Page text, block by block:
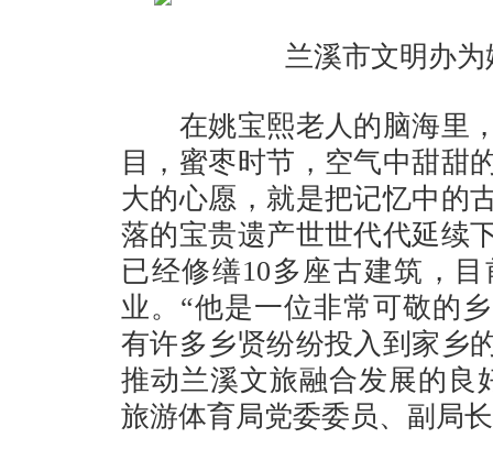
兰溪市文明办为
在姚宝熙老人的脑海里，
目，蜜枣时节，空气中甜甜
大的心愿，就是把记忆中的
落的宝贵遗产世世代代延续
已经修缮10多座古建筑，
业。“他是一位非常可敬的
有许多乡贤纷纷投入到家乡
推动兰溪文旅融合发展的良
旅游体育局党委委员、副局